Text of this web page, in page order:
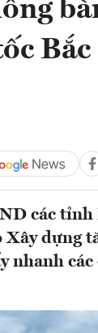
Bắc
các tỉnh
dựng
nhanh các